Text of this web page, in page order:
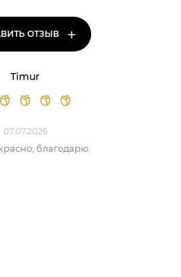
ОТЗЫВ +
Timur
07.07.2026
благодарю.